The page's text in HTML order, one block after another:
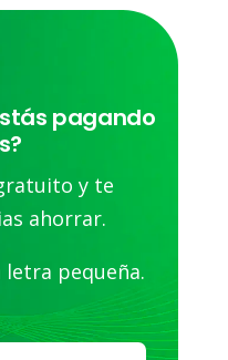
pagando
y te
ahorrar.
letra pequeña.